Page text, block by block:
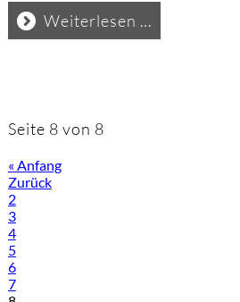
Weiterlesen …
Dupin
Seite 8 von 8
« Anfang
Zurück
2
3
4
5
6
7